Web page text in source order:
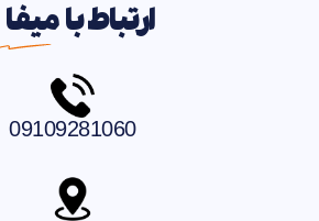
ارتباط بامیفا
09109281060